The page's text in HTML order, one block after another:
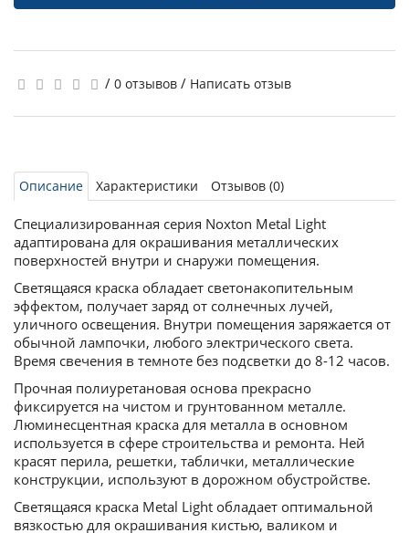
/ 0 отзывов / Написать отзыв
Описание Характеристики Отзывов (0)
Специализированная серия Noxton Metal Light
адаптирована для окрашивания металлических
поверхностей внутри и снаружи помещения.
Светящаяся краска обладает светонакопительным
эффектом, получает заряд от солнечных лучей,
уличного освещения. Внутри помещения заряжается от
обычной лампочки, любого электрического света.
Время свечения в темноте без подсветки до 8-12 часов.
Прочная полиуретановая основа прекрасно
фиксируется на чистом и грунтованном металле.
Люминесцентная краска для металла в основном
используется в сфере строительства и ремонта. Ней
красят перила, решетки, таблички, металлические
конструкции, используют в дорожном обустройстве.
Светящаяся краска Metal Light обладает оптимальной
вязкостью для окрашивания кистью, валиком и